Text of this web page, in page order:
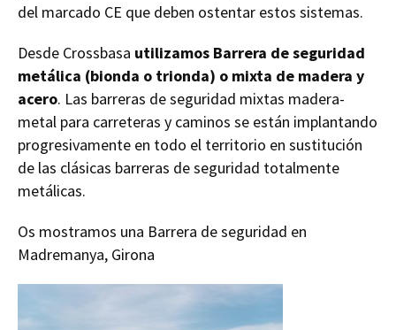
del marcado CE que deben ostentar estos sistemas.
Desde Crossbasa utilizamos Barrera de seguridad
metálica (bionda o trionda) o mixta de madera y
acero. Las barreras de seguridad mixtas madera-
metal para carreteras y caminos se están implantando
progresivamente en todo el territorio en sustitución
de las clásicas barreras de seguridad totalmente
metálicas.
Os mostramos una Barrera de seguridad en
Madremanya, Girona